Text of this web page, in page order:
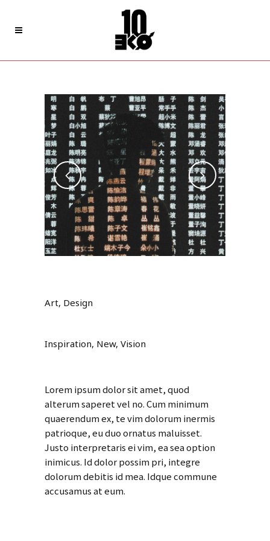
Art, Design
Inspiration, New, Vision
Lorem ipsum dolor sit amet, quod
alterum saperet vel no. Cum minimum
quaerendum ex, te vim dolorum inermis
patrioque, eu duo ornatus maluisset.
Justo interpretaris ei vim, ea sea option
inimicus. Id dolor possim pri, integre
dolorum debitis id mea. Idque commune
accusamus at eum.